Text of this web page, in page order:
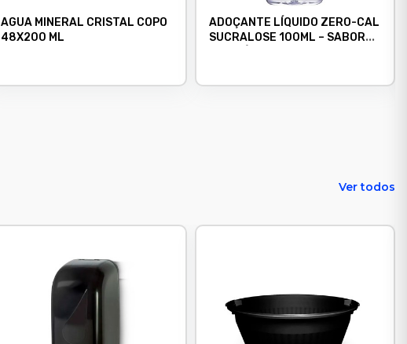
AGUA MINERAL CRISTAL COPO
48X200 ML
ADOÇANTE LÍQUIDO ZERO-CAL
SUCRALOSE 100ML – SABOR
Ver todos